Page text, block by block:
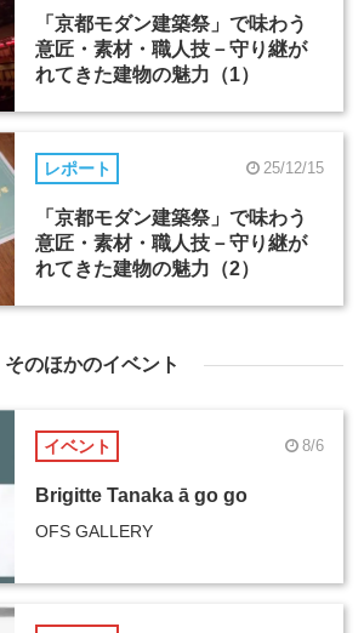
「京都モダン建築祭」で味わう
意匠・素材・職人技－守り継が
れてきた建物の魅力（1）
レポート 25/12/15
「京都モダン建築祭」で味わう
意匠・素材・職人技－守り継が
れてきた建物の魅力（2）
そのほかのイベント
イベント 8/6
Brigitte Tanaka ā go go
OFS GALLERY